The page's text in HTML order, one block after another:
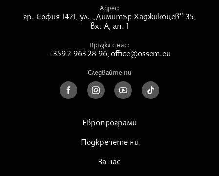
Адрес:
гр. София 1421, ул. „Димитър Хаджикоцев“ 35,
вх. А, ап. 1
Връзка с нас:
+359 2 963 28 96, office@ossem.eu
Следвайте ни
Европрограми
Подкрепете ни
За нас